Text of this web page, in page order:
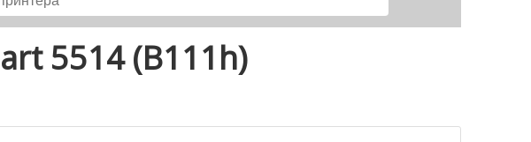
5514 (B111h)